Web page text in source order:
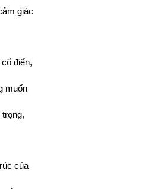
giác
điển,
muốn
của